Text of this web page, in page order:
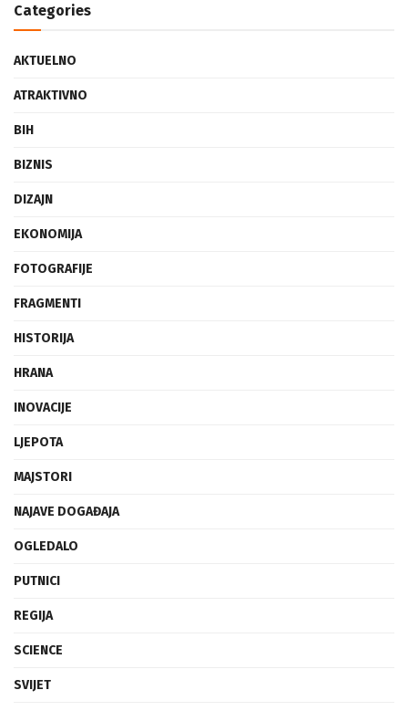
Categories
AKTUELNO
ATRAKTIVNO
BIH
BIZNIS
DIZAJN
EKONOMIJA
FOTOGRAFIJE
FRAGMENTI
HISTORIJA
HRANA
INOVACIJE
LJEPOTA
MAJSTORI
NAJAVE DOGAĐAJA
OGLEDALO
PUTNICI
REGIJA
SCIENCE
SVIJET